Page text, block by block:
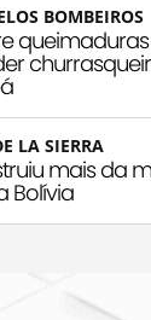
BOMBEIROS
LA SIERRA
mais da
Bolívia